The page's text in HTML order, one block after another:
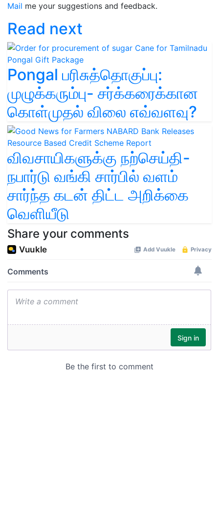
Mail me your suggestions and feedback.
Read next
Pongal பரிசுத்தொகுப்பு:
முழுக்கரும்பு- சர்க்கரைக்கான
கொள்முதல் விலை எவ்வளவு?
விவசாயிகளுக்கு நற்செய்தி-
நபார்டு வங்கி சார்பில் வளம்
சார்ந்த கடன் திட்ட அறிக்கை
வெளியீடு
Share your comments